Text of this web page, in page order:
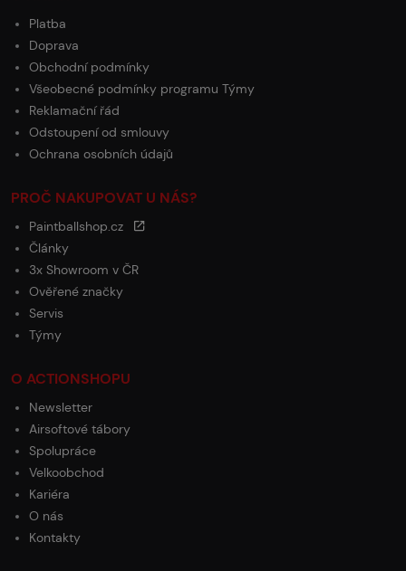
Platba
Doprava
Obchodní podmínky
Všeobecné podmínky programu Týmy
Reklamační řád
Odstoupení od smlouvy
Ochrana osobních údajů
PROČ NAKUPOVAT U NÁS?
Paintballshop.cz
Články
3x Showroom v ČR
Ověřené značky
Servis
Týmy
O ACTIONSHOPU
Newsletter
Airsoftové tábory
Spolupráce
Velkoobchod
Kariéra
O nás
Kontakty